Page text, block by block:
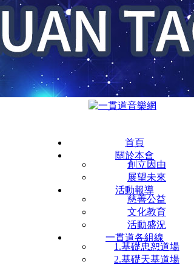
首頁
關於本會
創立因由
展望未來
活動報導
慈善公益
文化教育
活動盛況
一貫道各組線
1.基礎忠恕道場
2.基礎天基道場